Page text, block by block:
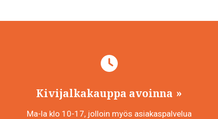
Kivijalkakauppa avoinna
Ma-la klo 10-17, jolloin myös asiakaspalvelua